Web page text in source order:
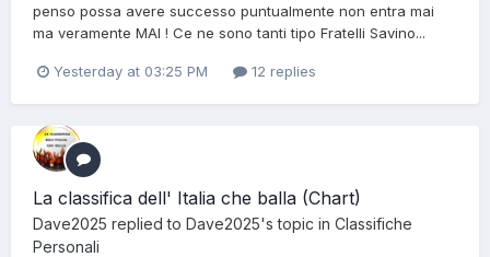
penso possa avere successo puntualmente non entra mai
ma veramente MAI ! Ce ne sono tanti tipo Fratelli Savino...
Yesterday at 03:25 PM 12 replies
La classifica dell' Italia che balla (Chart)
Dave2025 replied to Dave2025's topic in Classifiche
Personali